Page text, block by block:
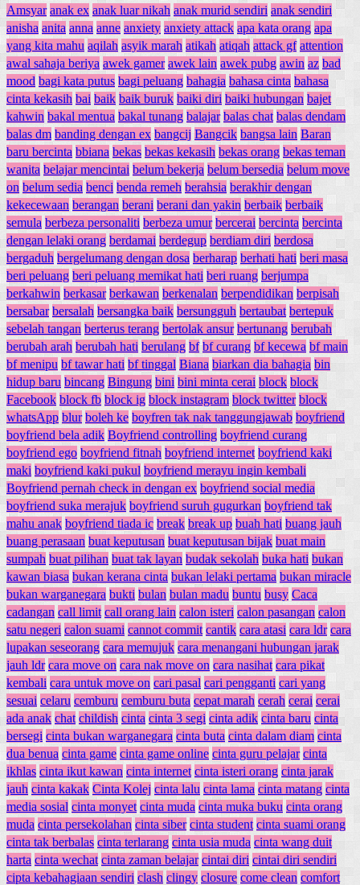
Amsyar anak ex anak luar nikah anak murid sendiri anak sendiri
anisha anita anna anne anxiety anxiety attack apa kata orang apa
yang kita mahu aqilah asyik marah atikah atiqah attack gf attention
awal sahaja beriya awek gamer awek lain awek pubg awin az bad
mood bagi kata putus bagi peluang bahagia bahasa cinta bahasa
cinta kekasih bai baik baik buruk baiki diri baiki hubungan bajet
kahwin bakal mentua bakal tunang balajar balas chat balas dendam
balas dm banding dengan ex bangcij Bangcik bangsa lain Baran
baru bercinta bbiana bekas bekas kekasih bekas orang bekas teman
wanita belajar mencintai belum bekerja belum bersedia belum move
on belum sedia benci benda remeh berahsia berakhir dengan
kekecewaan berangan berani berani dan yakin berbaik berbaik
semula berbeza personaliti berbeza umur bercerai bercinta bercinta
dengan lelaki orang berdamai berdegup berdiam diri berdosa
bergaduh bergelumang dengan dosa berharap berhati hati beri masa
beri peluang beri peluang memikat hati beri ruang berjumpa
berkahwin berkasar berkawan berkenalan berpendidikan berpisah
bersabar bersalah bersangka baik bersungguh bertaubat bertepuk
sebelah tangan berterus terang bertolak ansur bertunang berubah
berubah arah berubah hati berulang bf bf curang bf kecewa bf main
bf menipu bf tawar hati bf tinggal Biana biarkan dia bahagia bin
hidup baru bincang Bingung bini bini minta cerai block block
Facebook block fb block ig block instagram block twitter block
whatsApp blur boleh ke boyfren tak nak tanggungjawab boyfriend
boyfriend bela adik Boyfriend controlling boyfriend curang
boyfriend ego boyfriend fitnah boyfriend internet boyfriend kaki
maki boyfriend kaki pukul boyfriend merayu ingin kembali
Boyfriend pernah check in dengan ex boyfriend social media
boyfriend suka merajuk boyfriend suruh gugurkan boyfriend tak
mahu anak boyfriend tiada ic break break up buah hati buang jauh
buang perasaan buat keputusan buat keputusan bijak buat main
sumpah buat pilihan buat tak layan budak sekolah buka hati bukan
kawan biasa bukan kerana cinta bukan lelaki pertama bukan miracle
bukan warganegara bukti bulan bulan madu buntu busy Caca
cadangan call limit call orang lain calon isteri calon pasangan calon
satu negeri calon suami cannot commit cantik cara atasi cara ldr cara
lupakan seseorang cara memujuk cara menangani hubungan jarak
jauh ldr cara move on cara nak move on cara nasihat cara pikat
kembali cara untuk move on cari pasal cari pengganti cari yang
sesuai celaru cemburu cemburu buta cepat marah cerah cerai cerai
ada anak chat childish cinta cinta 3 segi cinta adik cinta baru cinta
bersegi cinta bukan warganegara cinta buta cinta dalam diam cinta
dua benua cinta game cinta game online cinta guru pelajar cinta
ikhlas cinta ikut kawan cinta internet cinta isteri orang cinta jarak
jauh cinta kakak Cinta Kolej cinta lalu cinta lama cinta matang cinta
media sosial cinta monyet cinta muda cinta muka buku cinta orang
muda cinta persekolahan cinta siber cinta student cinta suami orang
cinta tak berbalas cinta terlarang cinta usia muda cinta wang duit
harta cinta wechat cinta zaman belajar cintai diri cintai diri sendiri
cipta kebahagiaan sendiri clash clingy closure come clean comfort